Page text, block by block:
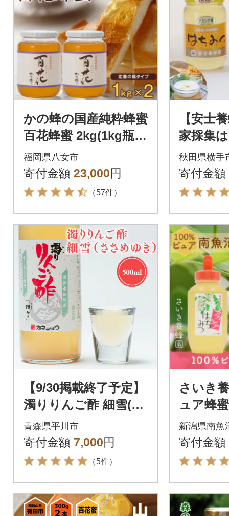
かの蜂の国産純粋蜂蜜
百花蜂蜜 2kg(1kg瓶容
器×2本) 八女市
福岡県八女市
寄付金額 23,000円
（57件）
【安士
家採集
め合わ
秋田県横手
寄付金額
【9/30掲載終了予定】
濁りりんご酢 細雪(さ
さめゆき)500ml×1本
青森県平川市
寄付金額 7,000円
（5件）
さいき
ュア蜂
kg はち
新潟県南魚
寄付金額